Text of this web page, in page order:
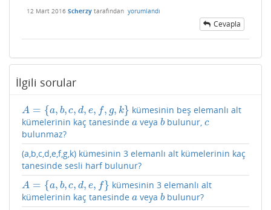
12 Mart 2016 Scherzy tarafından yorumlandı
Cevapla
İlgili sorular
A = {a, b, c, d, e, f, g, k}
A= {a, b,c,d,e,f,g,k}
kümesinin beş elemanlı alt
kümelerinin kaç tanesinde a
aveya b
bbulunur,c
c
bulunmaz?
(a,b,c,d,e,f,g,k) kümesinin 3 elemanlı alt kümelerinin kaç
tanesinde sesli harf bulunur?
A = {a, b, c, d, e, f}
A= {a, b,c,d,e,f}
kümesinin 3 elemanlı alt
kümelerinin kaç tanesinde a
aveya b
bbulunur?